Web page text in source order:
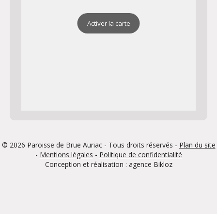
Activer la carte
© 2026 Paroisse de Brue Auriac - Tous droits réservés - Plan du site
- Mentions légales - Politique de confidentialité
Conception et réalisation : agence Bikloz